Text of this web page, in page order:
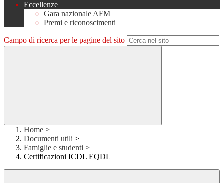
Eccellenze
Gara nazionale AFM
Premi e riconoscimenti
Campo di ricerca per le pagine del sito
Home >
Documenti utili >
Famiglie e studenti >
Certificazioni ICDL EQDL